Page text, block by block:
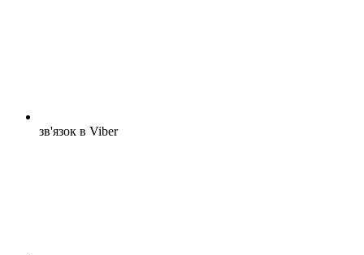
зв'язок в Viber